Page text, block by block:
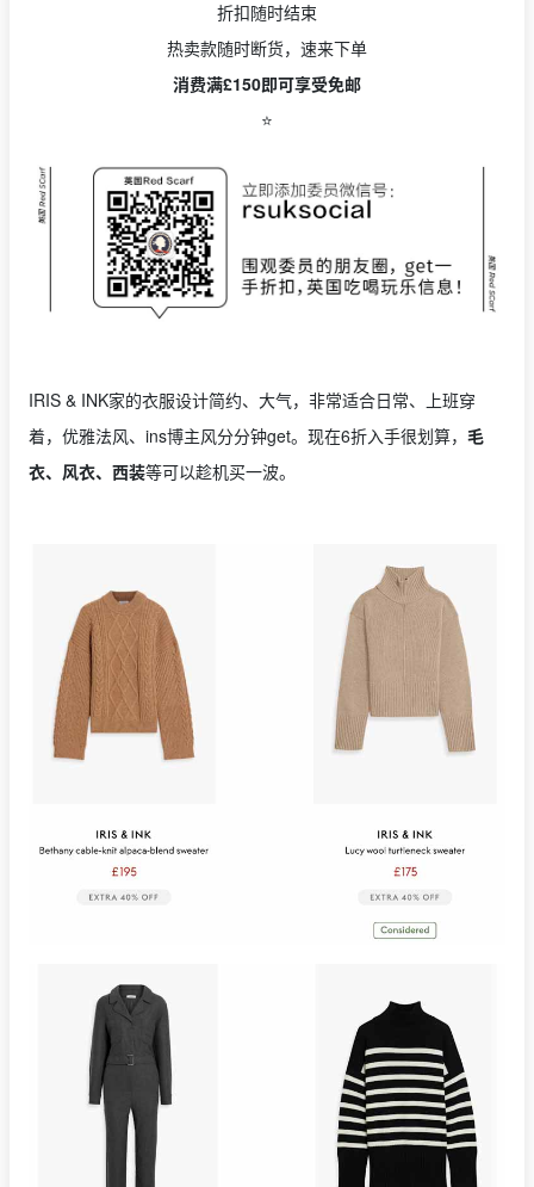
折扣随时结束
热卖款随时断货，速来下单
消费满£150即可享受免邮
⭐️
IRIS & INK家的衣服设计简约、大气，非常适合日常、上班穿
着，优雅法风、ins博主风分分钟get。现在6折入手很划算， 毛
衣、风衣、西装等可以趁机买一波。